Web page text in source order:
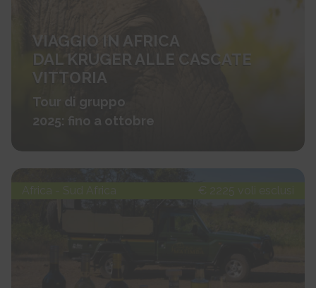
VIAGGIO IN AFRICA
DAL KRUGER ALLE CASCATE
VITTORIA
Tour di gruppo
2025: fino a ottobre
Africa - Sud Africa € 2225 voli esclusi